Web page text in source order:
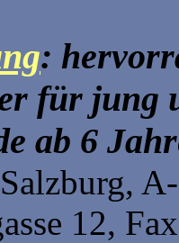
:
für jung
ab 6
12,